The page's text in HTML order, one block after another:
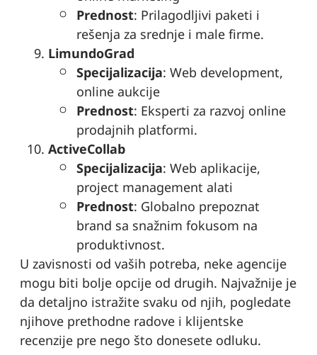
Prednost: Prilagodljivi paketi i
rešenja za srednje i male firme.
LimundoGrad
Specijalizacija: Web development,
online aukcije
Prednost: Eksperti za razvoj online
prodajnih platformi.
ActiveCollab
Specijalizacija: Web aplikacije,
project management alati
Prednost: Globalno prepoznat
brand sa snažnim fokusom na
produktivnost.
U zavisnosti od vaših potreba, neke agencije
mogu biti bolje opcije od drugih. Najvažnije je
da detaljno istražite svaku od njih, pogledate
njihove prethodne radove i klijentske
recenzije pre nego što donesete odluku.